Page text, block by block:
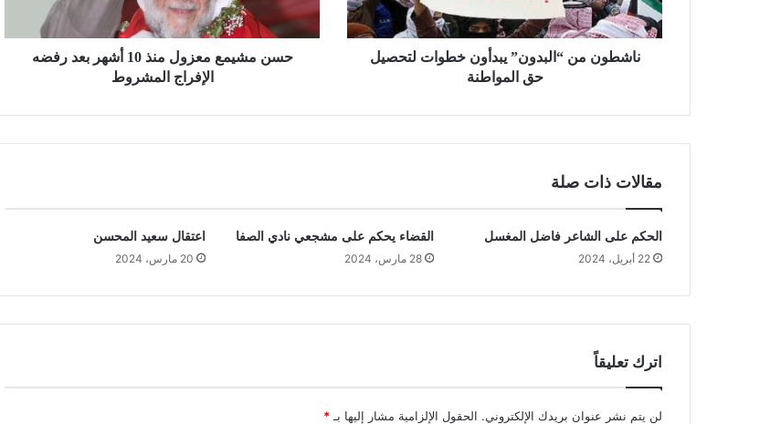
ناشطون من “البدون” يبدأون خطوات لتحصيل
حق المواطنة
حسن مشيمع معزول منذ 10 أشهر بعد رفضه
الإفراج المشروط
مقالات ذات صلة
الحكم على الشاعر فاضل المغسل
22 أبريل، 2024
القضاء يحكم على مشجعي نادي الصفا
28 مارس، 2024
اعتقال سعيد المحسن
20 مارس، 2024
اترك تعليقاً
لن يتم نشر عنوان بريدك الإلكتروني. الحقول الإلزامية مشار إليها بـ *